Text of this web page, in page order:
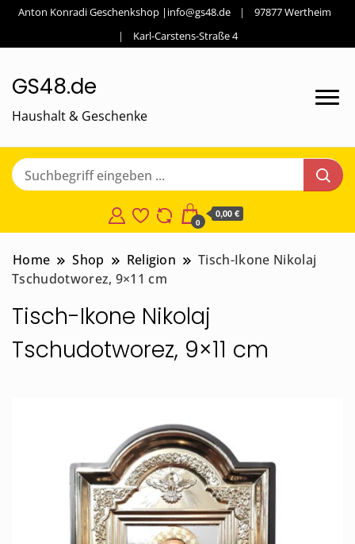
Anton Konradi Geschenkshop |info@gs48.de
97877 Wertheim
Karl-Carstens-Straße 4
GS48.de
Haushalt & Geschenke
0
0,00 €
Home Shop Religion
Tisch-Ikone Nikolaj
Tschudotworez, 9×11 cm
Tisch-Ikone Nikolaj
Tschudotworez, 9×11 cm